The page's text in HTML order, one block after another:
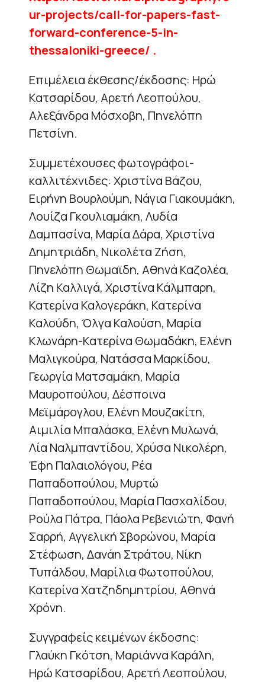
ur-projects/call-for-papers-fast-
forward-conference-5-in-
thessaloniki-greece/ .
Επιμέλεια έκθεσης/έκδοσης: Ηρώ
Κατσαρίδου, Αρετή Λεοπούλου,
Αλεξάνδρα Μόσχοβη, Πηνελόπη
Πετσίνη.
Συμμετέχουσες φωτογράφοι-
καλλιτέχνιδες: Χριστίνα Βάζου,
Ειρήνη Βουρλούμη, Νάγια Γιακουμάκη,
Λουίζα Γκουλιαμάκη, Λυδία
Δαμπασίνα, Μαρία Δάρα, Χριστίνα
Δημητριάδη, Νικολέτα Ζήση,
Πηνελόπη Θωμαϊδη, Αθηνά Καζολέα,
Λίζη Καλλιγά, Χριστίνα Κάλμπαρη,
Κατερίνα Καλογεράκη, Κατερίνα
Καλούδη, Όλγα Καλούση, Μαρία
Κλωνάρη-Κατερίνα Θωμαδάκη, Ελένη
Μαλιγκούρα, Νατάσσα Μαρκίδου,
Γεωργία Ματσαμάκη, Μαρία
Μαυροπούλου, Δέσποινα
Μεϊμάρογλου, Ελένη Μουζακίτη,
Αιμιλία Μπαλάσκα, Ελένη Μυλωνά,
Λία Ναλμπαντίδου, Χρύσα Νικολέρη,
Έφη Παλαιολόγου, Ρέα
Παπαδοπούλου, Μυρτώ
Παπαδοπούλου, Μαρία Πασχαλίδου,
Ρούλα Πάτρα, Πάολα Ρεβενιώτη, Φανή
Σαρρή, Αγγελική Σβορώνου, Μαρία
Στέφωση, Δανάη Στράτου, Νίκη
Τυπάλδου, Μαρίλια Φωτοπούλου,
Κατερίνα Χατζηδημητρίου, Αθηνά
Χρόνη.
Συγγραφείς κειμένων έκδοσης:
Γλαύκη Γκότση, Μαριάννα Καράλη,
Ηρώ Κατσαρίδου, Αρετή Λεοπούλου,